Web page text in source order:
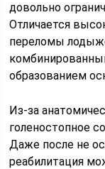
довольно
Отличается
переломы
образованием
Из-за
голеностопное
Даже после не
реабилитация